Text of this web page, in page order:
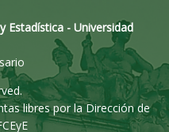
Estadística - Universidad
libres por la Dirección de